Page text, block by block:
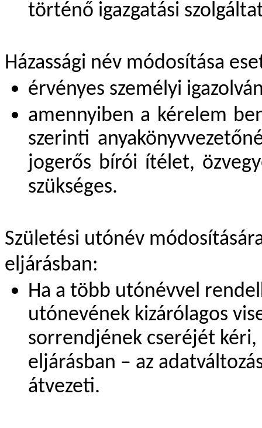
történő igazgatási
Házassági név módosítása
érvényes személyi
amennyiben a kérelem
szerinti
jogerős bírói ítélet,
szükséges.
Születési utónév
eljárásban:
Ha a több utónévvel
utónevének kizárólagos
sorrendjének cseréjét kéri,
eljárásban – az
átvezeti.